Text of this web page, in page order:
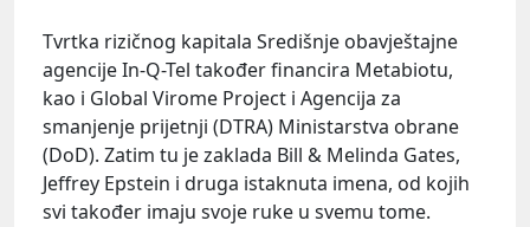
Tvrtka rizičnog kapitala Središnje obavještajne
agencije In-Q-Tel također financira Metabiotu,
kao i Global Virome Project i Agencija za
smanjenje prijetnji (DTRA) Ministarstva obrane
(DoD). Zatim tu je zaklada Bill & Melinda Gates,
Jeffrey Epstein i druga istaknuta imena, od kojih
svi također imaju svoje ruke u svemu tome.